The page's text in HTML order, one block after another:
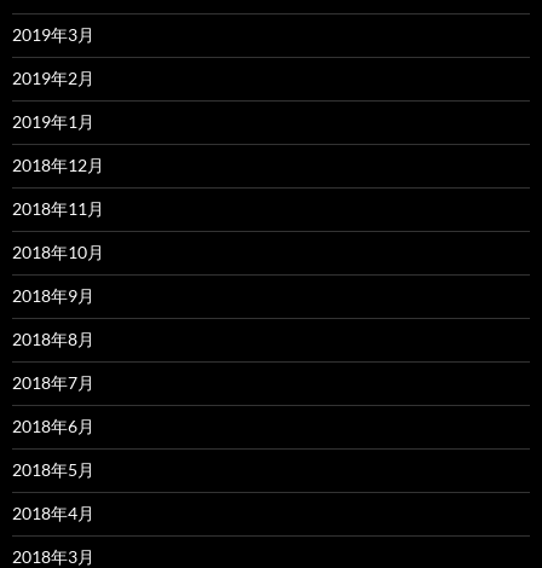
2019年3月
2019年2月
2019年1月
2018年12月
2018年11月
2018年10月
2018年9月
2018年8月
2018年7月
2018年6月
2018年5月
2018年4月
2018年3月